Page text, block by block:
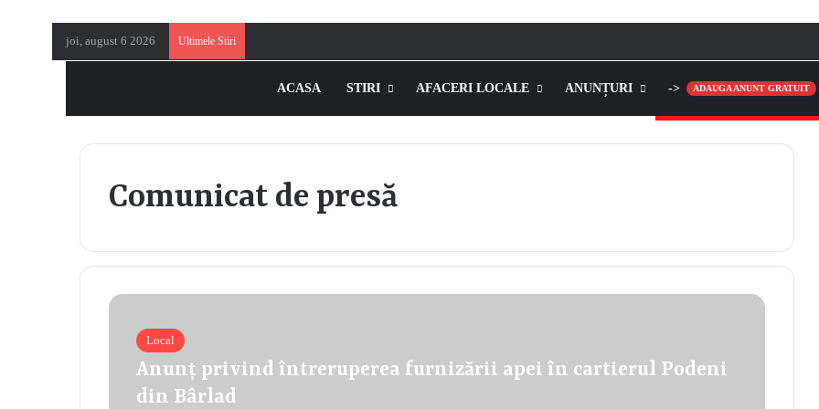
joi, august 6 2026 Ultimele Stiri
ACASA STIRI AFACERI LOCALE ANUNȚURI -> ADAUGA ANUNT GRATUIT
Comunicat de presă
Local
Anunț privind întreruperea furnizării apei în cartierul Podeni
din Bârlad